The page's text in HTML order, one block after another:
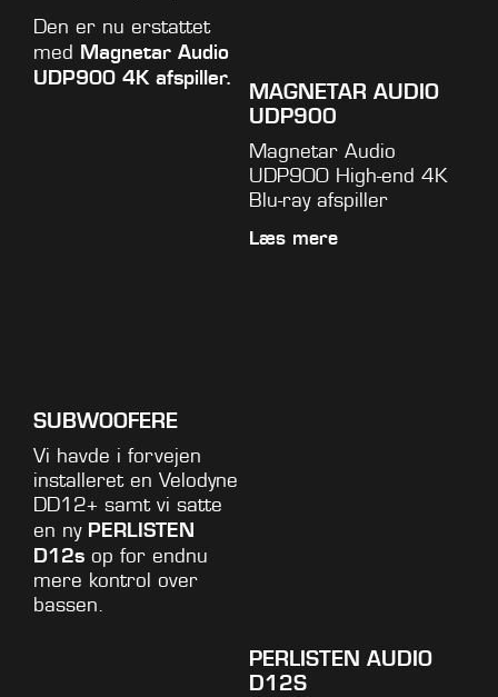
Den er nu erstattet
med Magnetar Audio
UDP900 4K afspiller.
MAGNETAR AUDIO
UDP900
Magnetar Audio
UDP900 High-end 4K
Blu-ray afspiller
Læs mere
SUBWOOFERE
Vi havde i forvejen
installeret en Velodyne
DD12+ samt vi satte
en ny PERLISTEN
D12s op for endnu
mere kontrol over
bassen.
PERLISTEN AUDIO
D12S